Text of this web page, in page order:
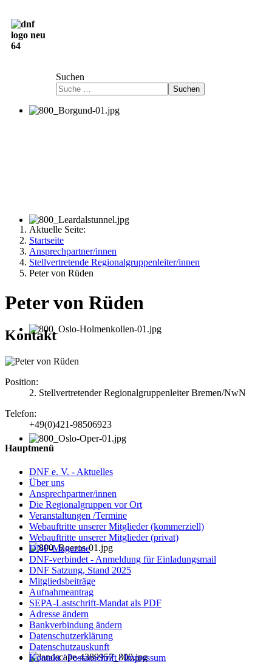
Suchen
Suchen
Aktuelle Seite:
Startseite
Ansprechpartner/innen
Stellvertretende Regionalgruppenleiter/innen
Peter von Rüden
Peter von Rüden
Kontakt
Position:
2. Stellvertretender Regionalgruppenleiter Bremen/NwN
Telefon:
+49(0)421-98506923
Hauptmenü
DNF e. V. - Aktuelles
Über uns
Ansprechpartner/innen
Die Regionalgruppen vor Ort
Veranstaltungen /Termine
Webauftritte unserer Mitglieder (kommerziell)
Webauftritte unserer Mitglieder (privat)
DNF-Magazine
DNF-verbindet - Anmeldung für Einladungsmail
DNF Satzung, Stand 2025
Mitgliedsbeiträge
Aufnahmeantrag
SEPA-Lastschrift-Mandat als PDF
Adresse ändern
Bankverbindung ändern
Datenschutzerklärung
Datenschutzauskunft
Kontakt / Postanschrift / Impressum